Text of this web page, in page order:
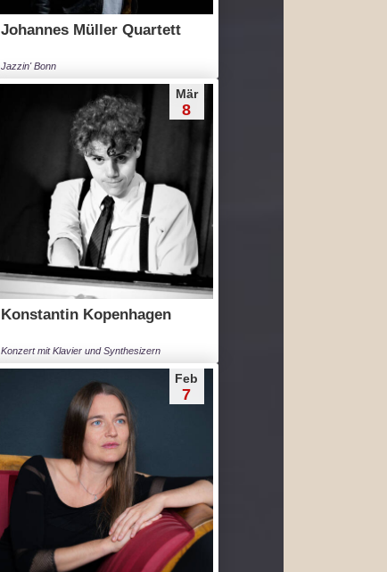
Johannes Müller Quartett
Jazzin' Bonn
Mär
8
Konstantin Kopenhagen
Konzert mit Klavier und Synthesizern
Feb
7